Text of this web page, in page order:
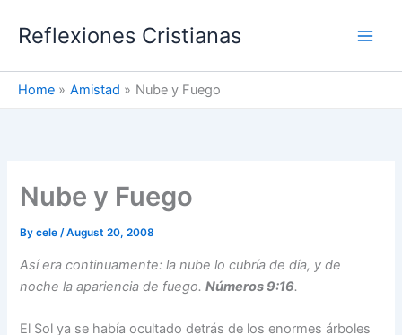
Reflexiones Cristianas
Home Amistad Nube y Fuego
Nube y Fuego
Bycele/August 20, 2008
Así era continuamente: la nube lo cubría de día, y de
noche la apariencia de fuego.Números 9:16.
El Sol ya se había ocultado detrás de los enormes árboles